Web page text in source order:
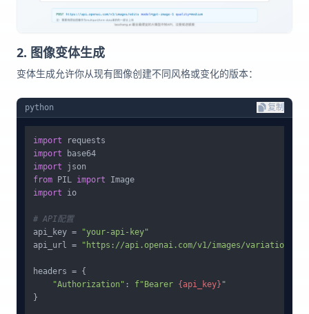
2. 图像变体生成
变体生成允许你从现有图像创建不同风格或变化的版本：
python 复制
import
import
import
from PIL import
import io
# API配置
api_key =
"your-api-key"
api_url =
"https://api.openai.com/v1/images/variations"
headers = {
"Authorization" : f"Bearer {api_key} "
}